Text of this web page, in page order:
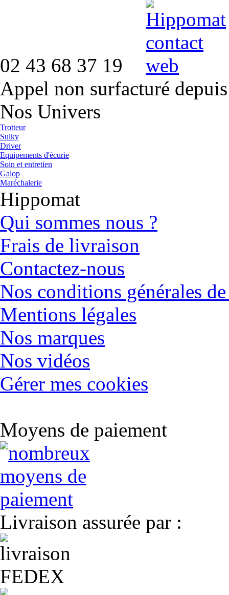
02 43 68 37 19
Appel non surfacturé
Nos Univers
Trotteur
Sulky
Driver
Equipements d'écurie
Soin et entretien
Galop
Maréchalerie
Hippomat
Qui sommes nous ?
Frais de livraison
Contactez-nous
Nos conditions générales
Mentions légales
Nos marques
Nos vidéos
Gérer mes cookies
Moyens de paiement
Livraison assurée par :